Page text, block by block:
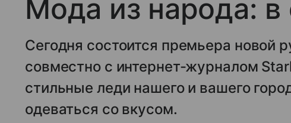
Мода из народа: в
Сегодня состоится премьера новой
совместно с интернет-журналом
стильные леди нашего и вашего
одеваться со вкусом.